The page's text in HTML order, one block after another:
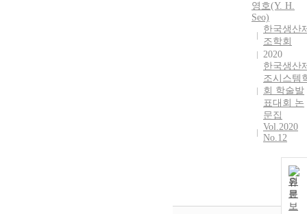
영호(Y. H.
Seo)
한국생산
조학회
2020
한국생산
조시스템
회 학술발
표대회 논
문집
Vol.2020
No.12
원
문
보